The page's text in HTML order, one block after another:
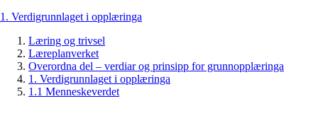
1. Verdigrunnlaget i opplæringa
Læring og trivsel
Læreplanverket
Overordna del – verdiar og prinsipp for grunnopplæringa
1. Verdigrunnlaget i opplæringa
1.1 Menneskeverdet